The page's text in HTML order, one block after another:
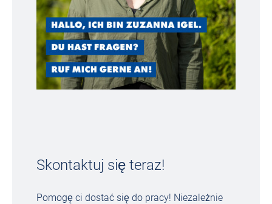
Skontaktuj się teraz!
Pomogę ci dostać się do pracy! Niezależnie